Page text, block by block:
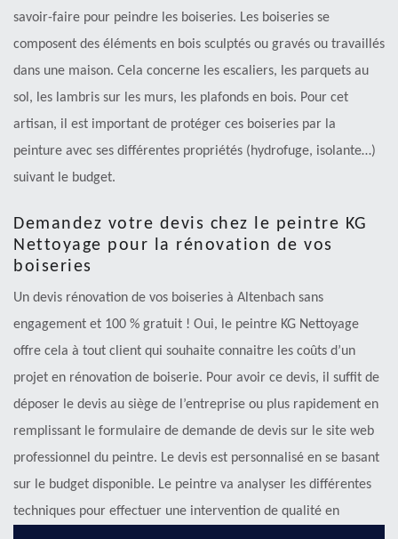
savoir-faire pour peindre les boiseries. Les boiseries se
composent des éléments en bois sculptés ou gravés ou travaillés
dans une maison. Cela concerne les escaliers, les parquets au
sol, les lambris sur les murs, les plafonds en bois. Pour cet
artisan, il est important de protéger ces boiseries par la
peinture avec ses différentes propriétés (hydrofuge, isolante…)
suivant le budget.
Demandez votre devis chez le peintre KG
Nettoyage pour la rénovation de vos
boiseries
Un devis rénovation de vos boiseries à Altenbach sans
engagement et 100 % gratuit ! Oui, le peintre KG Nettoyage
offre cela à tout client qui souhaite connaitre les coûts d’un
projet en rénovation de boiserie. Pour avoir ce devis, il suffit de
déposer le devis au siège de l’entreprise ou plus rapidement en
remplissant le formulaire de demande de devis sur le site web
professionnel du peintre. Le devis est personnalisé en se basant
sur le budget disponible. Le peintre va analyser les différentes
techniques pour effectuer une intervention de qualité en